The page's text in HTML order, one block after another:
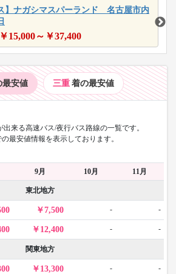
】ナガシマスパーランド 名古屋市内
￥15,000～￥37,400
最安値 三重 着の最安値
出来る高速バス/夜行バス路線の一覧です。
最安値情報を表示しております。
9月 10月 11月
東北地方
7,500 - -
12,400 - -
関東地方
13,300 - -